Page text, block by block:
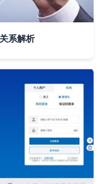
系解析